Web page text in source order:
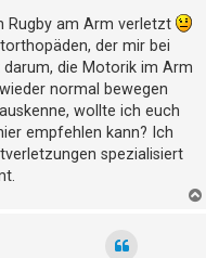
Rugby am Arm verletzt
der mir bei
die Motorik im Arm
normal bewegen
wollte ich euch
empfehlen kann? Ich
spezialisiert